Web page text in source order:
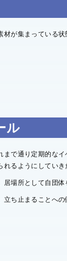
が集まっている状
ル
で通り定期的な
るようにしていき
場所として自団
ち止まることへの